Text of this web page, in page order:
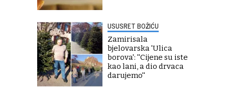
USUSRET BOŽIĆU
Zamirisala
bjelovarska 'Ulica
borova': ''Cijene su iste
kao lani, a dio drvaca
darujemo''